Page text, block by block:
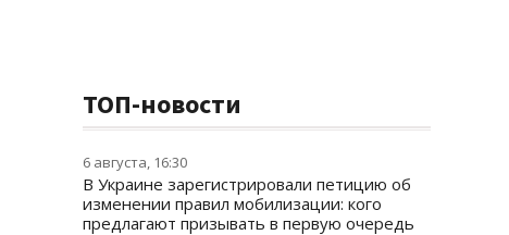
ТОП-новости
6 августа, 16:30
В Украине зарегистрировали петицию об
изменении правил мобилизации: кого
предлагают призывать в первую очередь